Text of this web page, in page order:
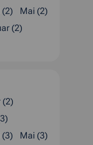
Mai (2)
(2)
(2)
Mai (3)